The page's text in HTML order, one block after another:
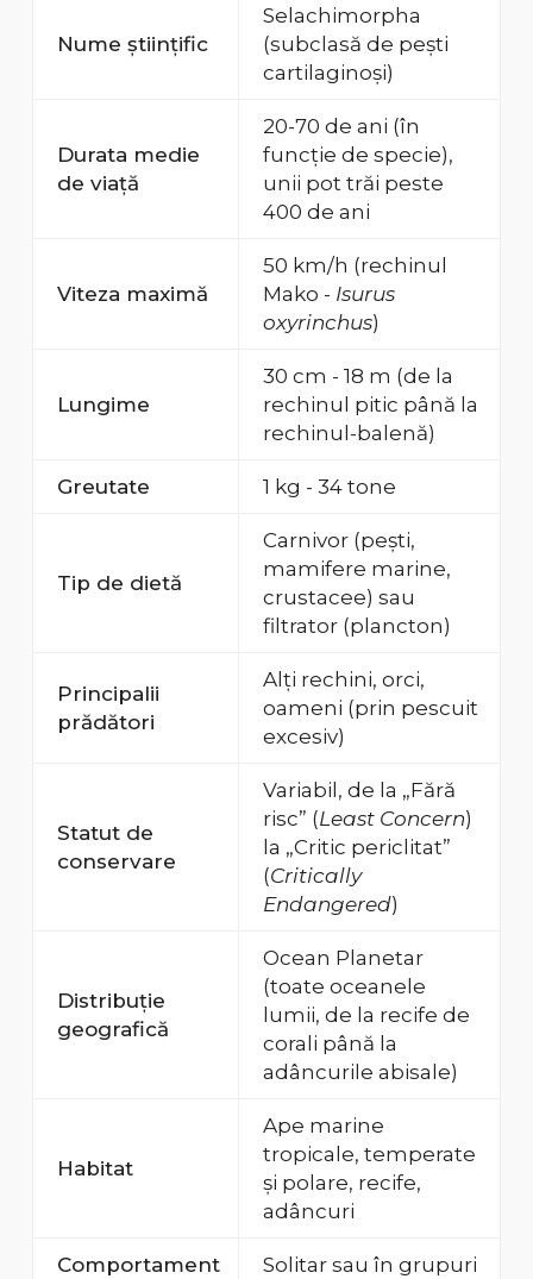
Nume științific
Selachimorpha
(subclasă de pești
cartilaginoși)
Durata medie
de viață
20-70 de ani (în
funcție de specie),
unii pot trăi peste
400 de ani
Viteza maximă
50 km/h (rechinul
Mako - Isurus
oxyrinchus)
Lungime
30 cm - 18 m (de la
rechinul pitic până la
rechinul-balenă)
Greutate 1 kg - 34 tone
Tip de dietă
Carnivor (pești,
mamifere marine,
crustacee) sau
filtrator (plancton)
Principalii
prădători
Alți rechini, orci,
oameni (prin pescuit
excesiv)
Statut de
conservare
Variabil, de la „Fără
risc” (Least Concern)
la „Critic periclitat”
(Critically
Endangered)
Distribuție
geografică
Ocean Planetar
(toate oceanele
lumii, de la recife de
corali până la
adâncurile abisale)
Habitat
Ape marine
tropicale, temperate
și polare, recife,
adâncuri
Comportament
Solitar sau în grupuri